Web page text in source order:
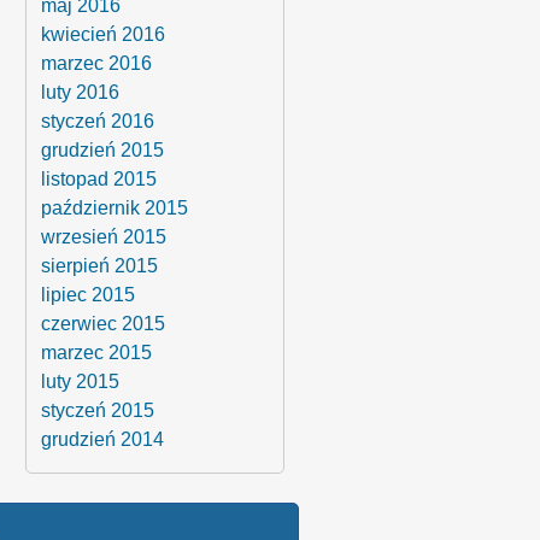
maj 2016
kwiecień 2016
marzec 2016
luty 2016
styczeń 2016
grudzień 2015
listopad 2015
październik 2015
wrzesień 2015
sierpień 2015
lipiec 2015
czerwiec 2015
marzec 2015
luty 2015
styczeń 2015
grudzień 2014